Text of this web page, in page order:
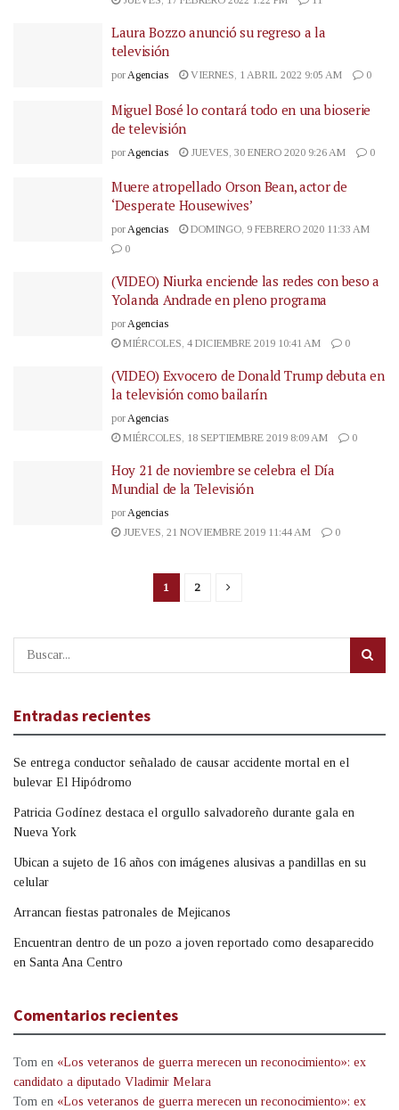
Laura Bozzo anunció su regreso a la
televisión
porAgencias VIERNES, 1 ABRIL 2022 9:05 AM 0
Miguel Bosé lo contará todo en una bioserie
de televisión
por Agencias JUEVES, 30 ENERO 2020 9:26 AM 0
Muere atropellado Orson Bean, actor de
‘Desperate Housewives’
porAgencias
DOMINGO, 9 FEBRERO 2020 11:33 AM
0
(VIDEO) Niurka enciende las redes con beso a
Yolanda Andrade en pleno programa
porAgencias
MIÉRCOLES, 4 DICIEMBRE 2019 10:41 AM
0
(VIDEO) Exvocero de Donald Trump debuta en
la televisión como bailarín
porAgencias
MIÉRCOLES, 18 SEPTIEMBRE 2019 8:09 AM
0
Hoy 21 de noviembre se celebra el Día
Mundial de la Televisión
porAgencias
JUEVES, 21 NOVIEMBRE 2019 11:44 AM
0
1 2
Entradas recientes
Se entrega conductor señalado de causar accidente mortal en el
bulevar El Hipódromo
Patricia Godínez destaca el orgullo salvadoreño durante gala en
Nueva York
Ubican a sujeto de 16 años con imágenes alusivas a pandillas en su
celular
Arrancan fiestas patronales de Mejicanos
Encuentran dentro de un pozo a joven reportado como desaparecido
en Santa Ana Centro
Comentarios recientes
Tom en «Los veteranos de guerra merecen un reconocimiento»: ex
candidato a diputado Vladimir Melara
Tom en «Los veteranos de guerra merecen un reconocimiento»: ex